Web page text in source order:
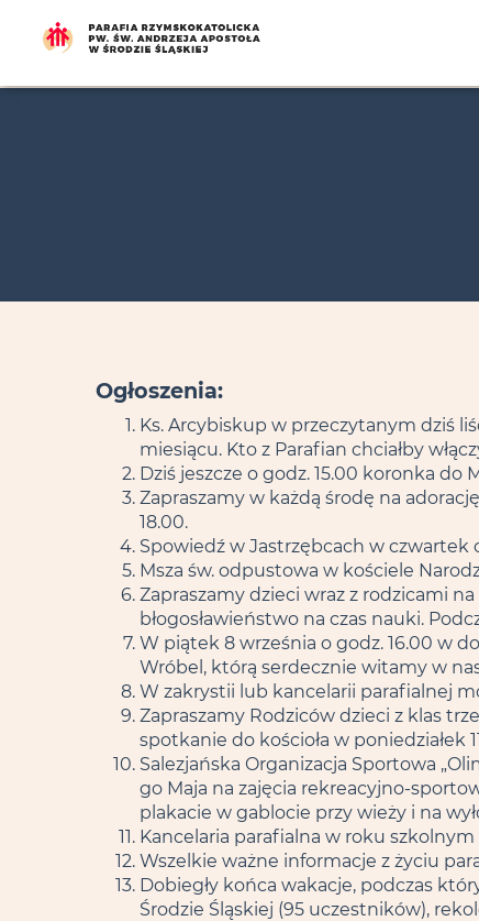
Ogłoszenia:
Ks. Arcybiskup w przeczytanym dziś
miesiącu. Kto z Parafian chciałby
Dziś jeszcze o godz. 15.00 koronka do
Zapraszamy w każdą środę na
18.00.
Spowiedź w Jastrzębcach w czwartek
Msza św. odpustowa w kościele
Zapraszamy dzieci wraz z rodzicami
błogosławieństwo na czas nauki.
W piątek 8 września o godz. 16.00 w
Wróbel, którą serdecznie witamy w
W zakrystii lub kancelarii parafialnej
Zapraszamy Rodziców dzieci z klas
spotkanie do kościoła w poniedziałek
Salezjańska Organizacja Sportowa
go Maja na zajęcia rekreacyjno-
plakacie w gablocie przy wieży i na
Kancelaria parafialna w roku szkolnym
Wszelkie ważne informacje z życiu
Dobiegły końca wakacje, podczas
Środzie Śląskiej (95 uczestników),